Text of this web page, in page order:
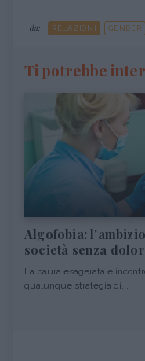
da: RELAZIONI GENDER
Ti potrebbe
Algofobia:
società senza
La paura esagerata e
qualunque strategia di...